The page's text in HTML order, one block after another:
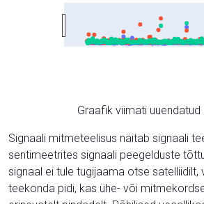
Graafik viimati
Signaali mitmeteelisus näitab signaali
sentimeetrites signaali peegelduste
signaal ei tule tugijaama otse satelliidilt,
teekonda pidi, kas ühe- või